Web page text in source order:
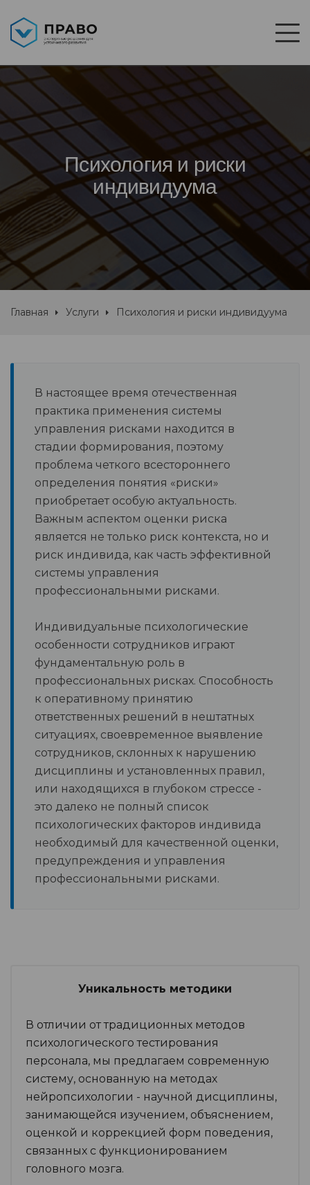
Психология и риски
индивидуума
Главная Услуги Психология и риски индивидуума
В настоящее время отечественная
практика применения системы
управления рисками находится в
стадии формирования, поэтому
проблема четкого всестороннего
определения понятия «риски»
приобретает особую актуальность.
Важным аспектом оценки риска
является не только риск контекста, но и
риск индивида, как часть эффективной
системы управления
профессиональными рисками.
Индивидуальные психологические
особенности сотрудников играют
фундаментальную роль в
профессиональных рисках. Способность
к оперативному принятию
ответственных решений в нештатных
ситуациях, своевременное выявление
сотрудников, склонных к нарушению
дисциплины и установленных правил,
или находящихся в глубоком стрессе -
это далеко не полный список
психологических факторов индивида
необходимый для качественной оценки,
предупреждения и управления
профессиональными рисками.
Уникальность методики
В отличии от традиционных методов
психологического тестирования
персонала, мы предлагаем современную
систему, основанную на методах
нейропсихологии - научной дисциплины,
занимающейся изучением, объяснением,
оценкой и коррекцией форм поведения,
связанных с функционированием
головного мозга.